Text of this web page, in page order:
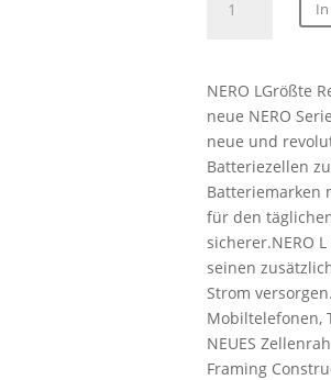
Nero-
Lock
Cine
Battery
Pack
Menge
NERO LGrößte
neue NERO
neue und
Batteriezellen
Batteriemarken
für den
sicherer.NERO
seinen
Strom
Mobiltelefonen,
NEUES
Framing